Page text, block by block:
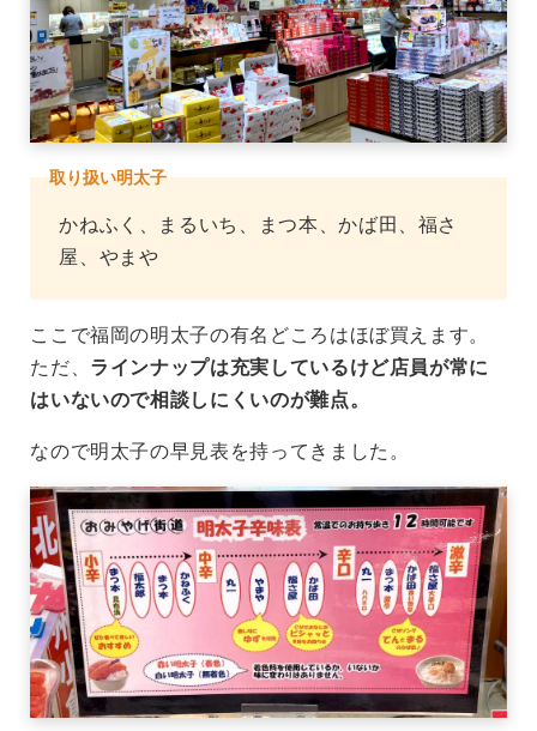
取り扱い明太子
かねふく、まるいち、まつ本、かば田、福さ
屋、やまや
ここで福岡の明太子の有名どころはほぼ買えます。
ただ、 ラインナップは充実しているけど店員が常に
はいないので相談しにくいのが難点。
なので明太子の早見表を持ってきました。